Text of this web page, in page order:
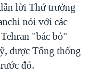
HẢI SÂM
NÔNG THÔN MỸ
lời Thứ trưởng
nói với các
"bác bỏ"
được Tổng thống
đó.